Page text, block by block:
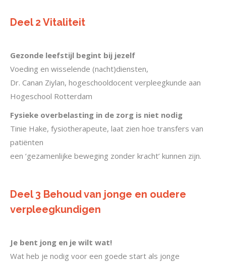
Deel 2 Vitaliteit
Gezonde leefstijl begint bij jezelf
Voeding en wisselende (nacht)diensten,
Dr. Canan Ziylan, hogeschooldocent verpleegkunde aan
Hogeschool Rotterdam
Fysieke overbelasting in de zorg is niet nodig
Tinie Hake, fysiotherapeute, laat zien hoe transfers van
patiënten
een ‘gezamenlijke beweging zonder kracht’ kunnen zijn.
Deel 3 Behoud van jonge en oudere
verpleegkundigen
Je bent jong en je wilt wat!
Wat heb je nodig voor een goede start als jonge